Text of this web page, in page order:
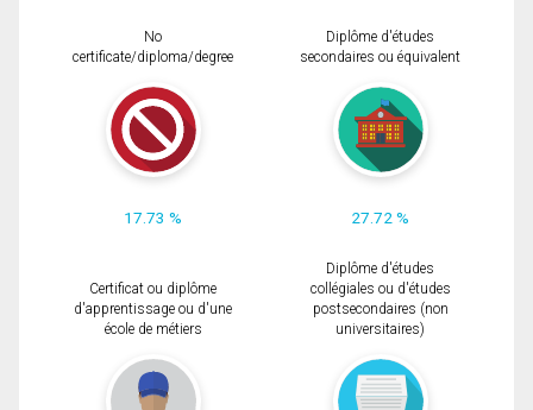
No
certificate/diploma/degree
17.73 %
Diplôme d'études
secondaires ou équivalent
27.72 %
Certificat ou diplôme
d'apprentissage ou d'une
école de métiers
Diplôme d'études
collégiales ou d'études
postsecondaires (non
universitaires)